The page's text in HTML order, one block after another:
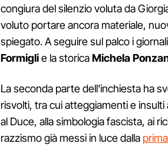
congiura del silenzio voluta da
voluto portare ancora materiale,
spiegato. A seguire sul palco i
Formiglie la storicaMichela
La seconda parte dell'inchiesta ha
risvolti, tra cui atteggiamenti e
al Duce, alla simbologia fascista, ai
razzismo già messi in luce dalla